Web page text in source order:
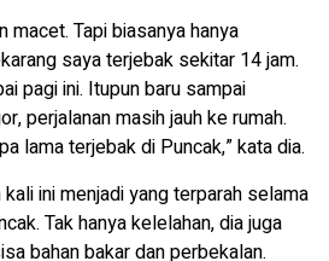
macet. Tapi biasanya hanya
saya terjebak sekitar 14 jam.
pagi ini. Itupun baru sampai
perjalanan masih jauh ke rumah.
lama terjebak di Puncak,” kata dia.
ini menjadi yang terparah selama
Tak hanya kelelahan, dia juga
bahan bakar dan perbekalan.